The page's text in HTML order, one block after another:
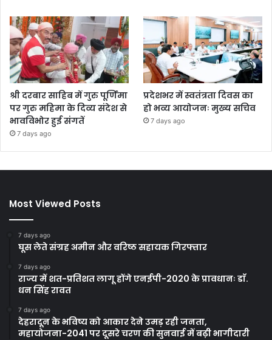
श्री दरबार साहिब में गुरु पूर्णिमा
पर गुरु महिमा के दिव्य संदेश से
भावविभोर हुई संगतें
7 days ago
प्रदेशभर में स्वतंत्रता दिवस का
हो भव्य आयोजनः मुख्य सचिव
7 days ago
Most Viewed Posts
7 days ago
घूस लेते संग्रह अमीन और वरिष्ठ सहायक गिरफ्तार
7 days ago
राज्य में शत-प्रतिशत लागू होंगे एनईपी-2020 के प्रावधानः डाॅ.
धन सिंह रावत
7 days ago
देहरादून के भविष्य को आकार देने उमड़ रही जनता,
महायोजना-2041 पर दूसरे चरण की सुनवाई में बढ़ी भागीदारी